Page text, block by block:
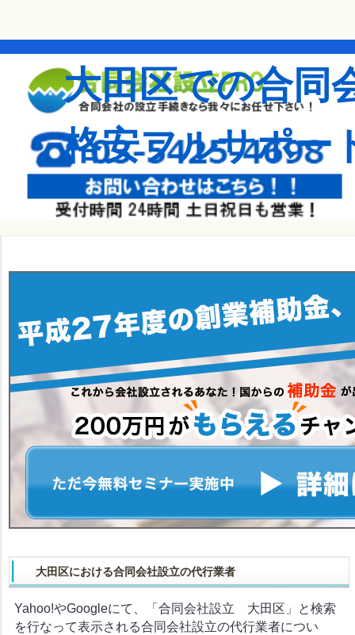
大田区での合同
格安フルサポー
大田区における合同会社設立の代行業者
Yahoo!やGoogleにて、「合同会社設立 大田区」と検索
を行なって表示される合同会社設立の代行業者につい